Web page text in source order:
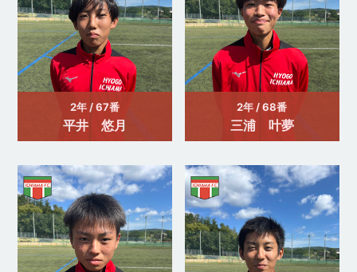
2年 / 67番
平井 悠月
2年 / 68番
三浦 叶夢